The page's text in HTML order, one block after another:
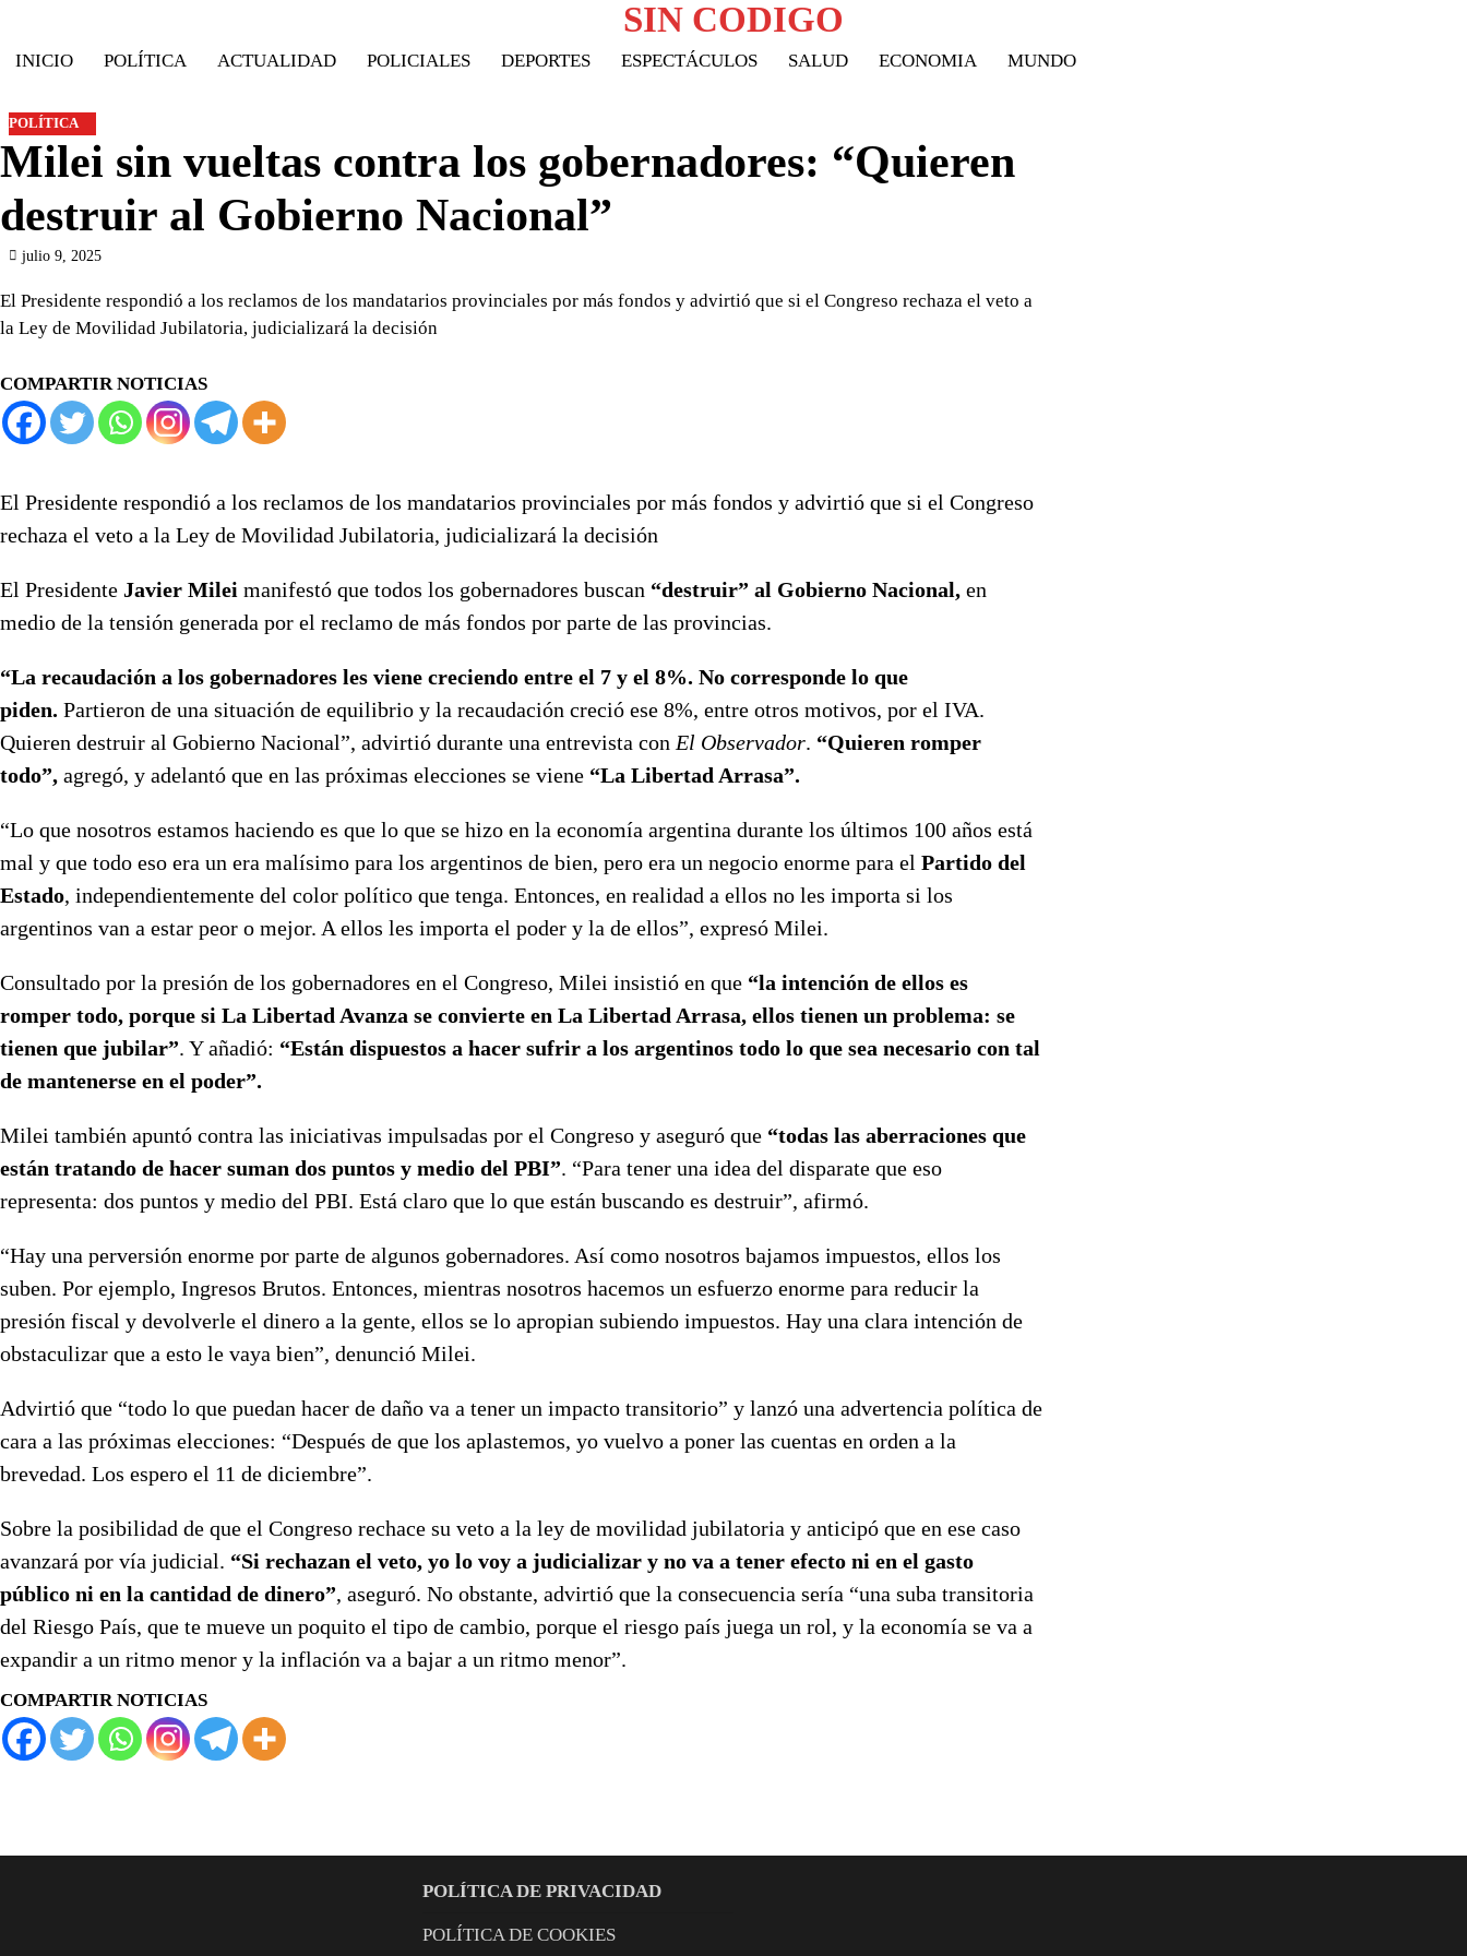
content
SIN CODIGO
INICIO POLÍTICA ACTUALIDAD POLICIALES DEPORTES ESPECTÁCULOS SALUD ECONOMIA MUNDO
POLÍTICA
Milei sin vueltas contra los gobernadores: “Quieren
destruir al Gobierno Nacional”
julio 9, 2025
El Presidente respondió a los reclamos de los mandatarios provinciales por más fondos y advirtió que si el Congreso rechaza el veto a
la Ley de Movilidad Jubilatoria, judicializará la decisión
COMPARTIR NOTICIAS
El Presidente respondió a los reclamos de los mandatarios provinciales por más fondos y advirtió que si el Congreso
rechaza el veto a la Ley de Movilidad Jubilatoria, judicializará la decisión
El Presidente Javier Milei manifestó que todos los gobernadores buscan “destruir” al Gobierno Nacional, en
medio de la tensión generada por el reclamo de más fondos por parte de las provincias.
“La recaudación a los gobernadores les viene creciendo entre el 7 y el 8%. No corresponde lo que
piden. Partieron de una situación de equilibrio y la recaudación creció ese 8%, entre otros motivos, por el IVA.
Quieren destruir al Gobierno Nacional”, advirtió durante una entrevista con El Observador. “Quieren romper
todo”, agregó, y adelantó que en las próximas elecciones se viene “La Libertad Arrasa”.
“Lo que nosotros estamos haciendo es que lo que se hizo en la economía argentina durante los últimos 100 años está
mal y que todo eso era un era malísimo para los argentinos de bien, pero era un negocio enorme para el Partido del
Estado, independientemente del color político que tenga. Entonces, en realidad a ellos no les importa si los
argentinos van a estar peor o mejor. A ellos les importa el poder y la de ellos”, expresó Milei.
Consultado por la presión de los gobernadores en el Congreso, Milei insistió en que “la intención de ellos es
romper todo, porque si La Libertad Avanza se convierte en La Libertad Arrasa, ellos tienen un problema: se
tienen que jubilar”. Y añadió: “Están dispuestos a hacer sufrir a los argentinos todo lo que sea necesario con tal
de mantenerse en el poder”.
Milei también apuntó contra las iniciativas impulsadas por el Congreso y aseguró que “todas las aberraciones que
están tratando de hacer suman dos puntos y medio del PBI”. “Para tener una idea del disparate que eso
representa: dos puntos y medio del PBI. Está claro que lo que están buscando es destruir”, afirmó.
“Hay una perversión enorme por parte de algunos gobernadores. Así como nosotros bajamos impuestos, ellos los
suben. Por ejemplo, Ingresos Brutos. Entonces, mientras nosotros hacemos un esfuerzo enorme para reducir la
presión fiscal y devolverle el dinero a la gente, ellos se lo apropian subiendo impuestos. Hay una clara intención de
obstaculizar que a esto le vaya bien”, denunció Milei.
Advirtió que “todo lo que puedan hacer de daño va a tener un impacto transitorio” y lanzó una advertencia política de
cara a las próximas elecciones: “Después de que los aplastemos, yo vuelvo a poner las cuentas en orden a la
brevedad. Los espero el 11 de diciembre”.
Sobre la posibilidad de que el Congreso rechace su veto a la ley de movilidad jubilatoria y anticipó que en ese caso
avanzará por vía judicial. “Si rechazan el veto, yo lo voy a judicializar y no va a tener efecto ni en el gasto
público ni en la cantidad de dinero”, aseguró. No obstante, advirtió que la consecuencia sería “una suba transitoria
del Riesgo País, que te mueve un poquito el tipo de cambio, porque el riesgo país juega un rol, y la economía se va a
expandir a un ritmo menor y la inflación va a bajar a un ritmo menor”.
COMPARTIR NOTICIAS
POLÍTICA DE PRIVACIDAD
POLÍTICA DE COOKIES